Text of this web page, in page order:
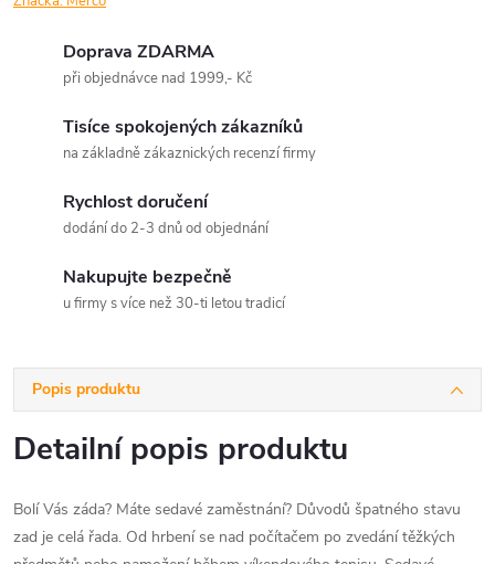
Doprava ZDARMA
při objednávce nad 1999,- Kč
Tisíce spokojených zákazníků
na základně zákaznických recenzí firmy
Rychlost doručení
dodání do 2-3 dnů od objednání
Nakupujte bezpečně
u firmy s více než 30-ti letou tradicí
Popis produktu
Detailní popis produktu
Bolí Vás záda? Máte sedavé zaměstnání? Důvodů špatného stavu
zad je celá řada. Od hrbení se nad počítačem po zvedání těžkých